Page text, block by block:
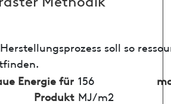
soll so
Energie für
Produkt
156
MJ/m2